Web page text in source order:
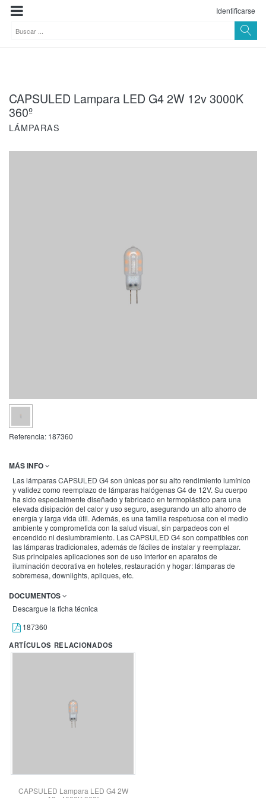
Identificarse
CAPSULED Lampara LED G4 2W 12v 3000K
360º
LÁMPARAS
Referencia: 187360
MÁS INFO
Las lámparas CAPSULED G4 son únicas por su alto rendimiento lumínico
y validez como reemplazo de lámparas halógenas G4 de 12V. Su cuerpo
ha sido especialmente diseñado y fabricado en termoplástico para una
elevada disipación del calor y uso seguro, asegurando un alto ahorro de
energía y larga vida útil. Además, es una familia respetuosa con el medio
ambiente y comprometida con la salud visual, sin parpadeos con el
encendido ni deslumbramiento. Las CAPSULED G4 son compatibles con
las lámparas tradicionales, además de fáciles de instalar y reemplazar.
Sus principales aplicaciones son de uso interior en aparatos de
iluminación decorativa en hoteles, restauración y hogar: lámparas de
sobremesa, downlights, apliques, etc.
DOCUMENTOS
Descargue la ficha técnica
187360
ARTÍCULOS RELACIONADOS
CAPSULED Lampara LED G4 2W